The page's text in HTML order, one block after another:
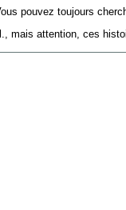
pouvez toujours
mais attention, ces